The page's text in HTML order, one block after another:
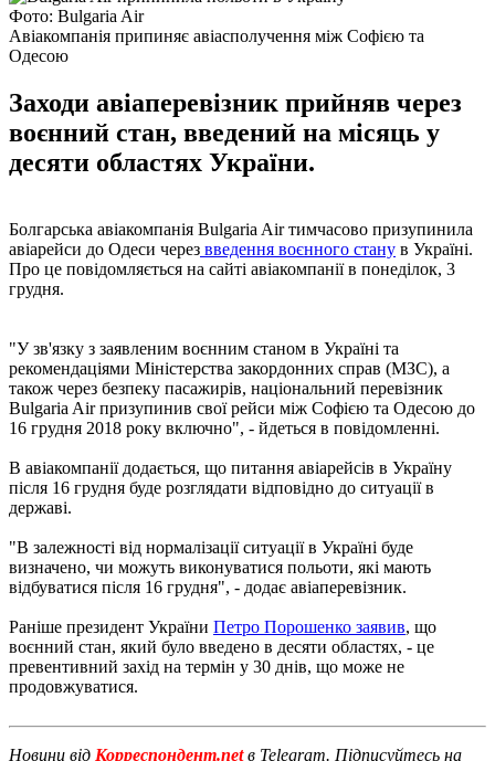
Фото: Bulgaria Air
Авіакомпанія припиняє авіасполучення між Софією та
Одесою
Заходи авіаперевізник прийняв через
воєнний стан, введений на місяць у
десяти областях України.
Болгарська авіакомпанія Bulgaria Air тимчасово призупинила
авіарейси до Одеси через введення воєнного стану в Україні.
Про це повідомляється на сайті авіакомпанії в понеділок, 3
грудня.
"У зв'язку з заявленим воєнним станом в Україні та
рекомендаціями Міністерства закордонних справ (МЗС), а
також через безпеку пасажирів, національний перевізник
Bulgaria Air призупинив свої рейси між Софією та Одесою до
16 грудня 2018 року включно", - йдеться в повідомленні.
В авіакомпанії додається, що питання авіарейсів в Україну
після 16 грудня буде розглядати відповідно до ситуації в
державі.
"В залежності від нормалізації ситуації в Україні буде
визначено, чи можуть виконуватися польоти, які мають
відбуватися після 16 грудня", - додає авіаперевізник.
Раніше президент України Петро Порошенко заявив, що
воєнний стан, який було введено в десяти областях, - це
превентивний захід на термін у 30 днів, що може не
продовжуватися.
Новини від Корреспондент.netв Telegram. Підписуйтесь на